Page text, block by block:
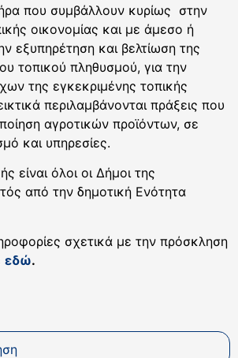
που συμβάλλουν κυρίως στην
οικονομίας και με άμεσο ή
εξυπηρέτηση και βελτίωση της
τοπικού πληθυσμού, για την
της εγκεκριμένης τοπικής
περιλαμβάνονται πράξεις που
αγροτικών προϊόντων, σε
και υπηρεσίες.
είναι όλοι οι Δήμοι της
από την δημοτική Ενότητα
σχετικά με την πρόσκληση
εδώ.